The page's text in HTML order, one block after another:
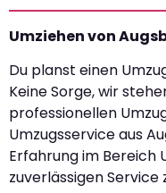
Umziehen von
Du planst einen
Keine Sorge, wir
professionellen
Umzugsservice aus
Erfahrung im Bereich
zuverlässigen Service